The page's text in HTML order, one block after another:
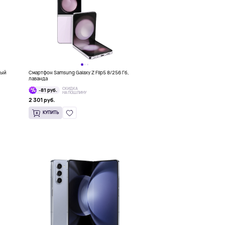
Смартфон Samsung Galaxy Z Flip5 8/256 Гб,
лаванда
-81 руб.
СКИДКА
НА ПОШЛИНУ
2 301 руб.
КУПИТЬ